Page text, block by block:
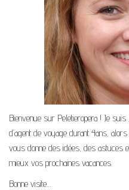
Bienvenue sur Peletieropera ! Je suis
d’agent de voyage durant 4ans,
vous donne des idées, des astuces
mieux vos prochaines vacances.
Bonne visite…